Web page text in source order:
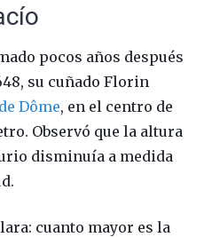
pocos años después
su cuñado Florin
Dôme, en el centro de
Observó que la altura
disminuía a medida
cuanto mayor es la